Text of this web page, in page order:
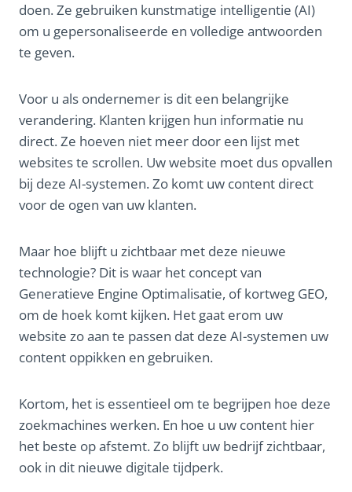
doen. Ze gebruiken kunstmatige intelligentie (AI)
om u gepersonaliseerde en volledige antwoorden
te geven.
Voor u als ondernemer is dit een belangrijke
verandering. Klanten krijgen hun informatie nu
direct. Ze hoeven niet meer door een lijst met
websites te scrollen. Uw website moet dus opvallen
bij deze AI-systemen. Zo komt uw content direct
voor de ogen van uw klanten.
Maar hoe blijft u zichtbaar met deze nieuwe
technologie? Dit is waar het concept van
Generatieve Engine Optimalisatie, of kortweg GEO,
om de hoek komt kijken. Het gaat erom uw
website zo aan te passen dat deze AI-systemen uw
content oppikken en gebruiken.
Kortom, het is essentieel om te begrijpen hoe deze
zoekmachines werken. En hoe u uw content hier
het beste op afstemt. Zo blijft uw bedrijf zichtbaar,
ook in dit nieuwe digitale tijdperk.